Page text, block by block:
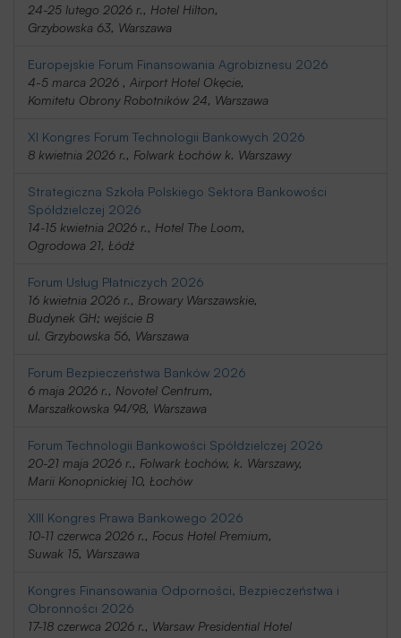
24-25 lutego 2026 r., Hotel Hilton,
Grzybowska 63, Warszawa
Europejskie Forum Finansowania Agrobiznesu 2026
4-5 marca 2026 , Airport Hotel Okęcie,
Komitetu Obrony Robotników 24, Warszawa
XI Kongres Forum Technologii Bankowych 2026
8 kwietnia 2026 r., Folwark Łochów k. Warszawy
Strategiczna Szkoła Polskiego Sektora Bankowości
Spółdzielczej 2026
14-15 kwietnia 2026 r., Hotel The Loom,
Ogrodowa 21, Łódź
Forum Usług Płatniczych 2026
16 kwietnia 2026 r., Browary Warszawskie,
Budynek GH; wejście B
ul. Grzybowska 56, Warszawa
Forum Bezpieczeństwa Banków 2026
6 maja 2026 r., Novotel Centrum,
Marszałkowska 94/98, Warszawa
Forum Technologii Bankowości Spółdzielczej 2026
20-21 maja 2026 r., Folwark Łochów, k. Warszawy,
Marii Konopnickiej 10, Łochów
XIII Kongres Prawa Bankowego 2026
10-11 czerwca 2026 r., Focus Hotel Premium,
Suwak 15, Warszawa
Kongres Finansowania Odporności, Bezpieczeństwa i
Obronności 2026
17-18 czerwca 2026 r., Warsaw Presidential Hotel